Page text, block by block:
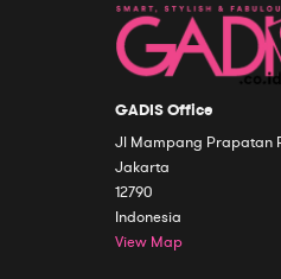
GADIS Office
Jl Mampang Prapatan
Jakarta
12790
Indonesia
View Map